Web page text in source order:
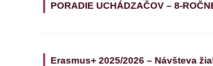
PORADIE UCHÁDZAČOV – 8-
Erasmus+ 2025/2026 – Návšteva